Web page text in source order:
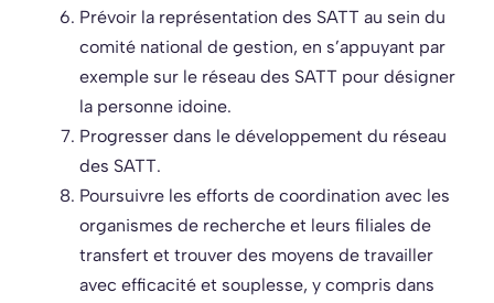
Prévoir la représentation des SATT au sein du
comité national de gestion, en s’appuyant par
exemple sur le réseau des SATT pour désigner
la personne idoine.
Progresser dans le développement du réseau
des SATT.
Poursuivre les efforts de coordination avec les
organismes de recherche et leurs filiales de
transfert et trouver des moyens de travailler
avec efficacité et souplesse, y compris dans